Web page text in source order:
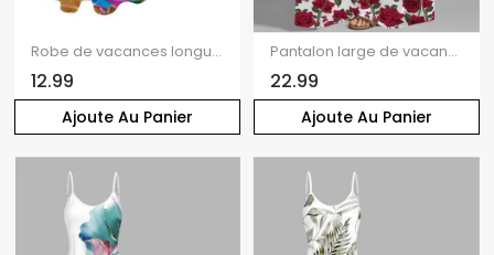
Ajoute Au Panier
Robe de vacances longue à poches, imprimé paysage de plage, noix de coco et verre
12.99
Ajoute Au Panier
Pantalon large de vacances à imprimé rose et taille haute élastique
22.99